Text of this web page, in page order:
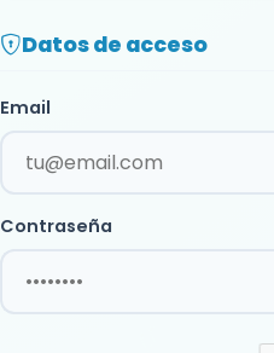
Datos de acceso
Email
Contraseña